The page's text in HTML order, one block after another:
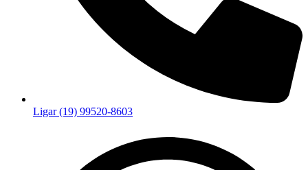
Ligar (19) 99520-8603